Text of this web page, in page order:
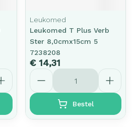
Leukomed
Leukomed T Plus Verb
Ster 8,0cmx15cm 5
7238208
€ 14,31
Aantal
Bestel